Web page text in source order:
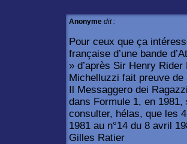
Anonyme dit :
Pour ceux que ça
française d’une bande
» d’après Sir Henry
Michelluzzi fait preuve de
Il Messaggero dei
dans Formule 1, en
consulter, hélas, que les
1981 au n°14 du 8 avril
Gilles Ratier